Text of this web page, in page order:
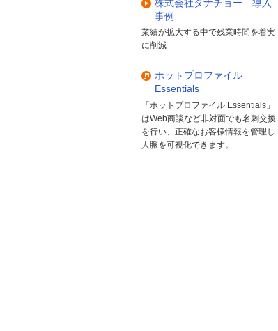
株式会社タナチョー 導入
事例
業績が拡大する中で残業時間を着実
に削減
ホットプロファイル
Essentials
「ホットプロファイル Essentials」
はWeb商談など非対面でも名刺交換
を行い、正確なお客様情報を管理し
人脈を可視化できます。